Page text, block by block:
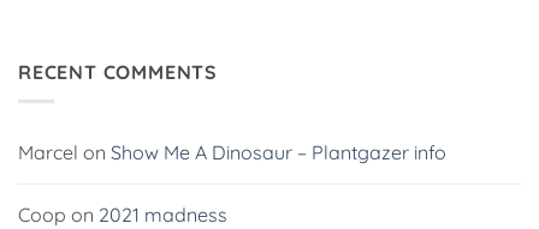
RECENT COMMENTS
Marcel on Show Me A Dinosaur – Plantgazer info
Coop on 2021 madness